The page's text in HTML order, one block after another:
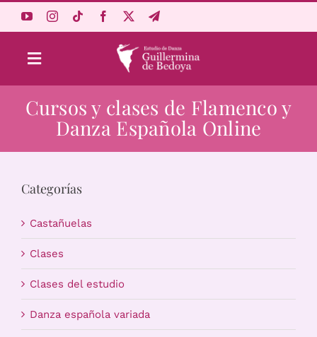
Toggle
Navigation
Aprende Online
Estudio
Carrito
Cursos y clases de Flamenco y
Danza Española Online
Categorías
Castañuelas
Clases
Clases del estudio
Danza española variada